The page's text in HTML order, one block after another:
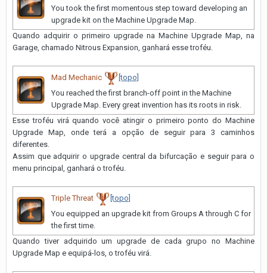
You took the first momentous step toward developing an
upgrade kit on the Machine Upgrade Map.
Quando adquirir o primeiro upgrade na Machine Upgrade Map, na
Garage, chamado Nitrous Expansion, ganhará esse troféu.
Mad Mechanic
[topo]
You reached the first branch-off point in the Machine
Upgrade Map. Every great invention has its roots in risk.
Esse troféu virá quando você atingir o primeiro ponto do Machine
Upgrade Map, onde terá a opção de seguir para 3 caminhos
diferentes.
Assim que adquirir o upgrade central da bifurcação e seguir para o
menu principal, ganhará o troféu.
Triple Threat
[topo]
You equipped an upgrade kit from Groups A through C for
the first time.
Quando tiver adquirido um upgrade de cada grupo no Machine
Upgrade Map e equipá-los, o troféu virá.